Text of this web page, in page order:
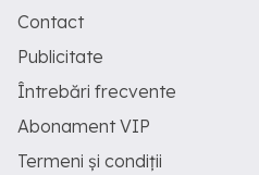
Contact
Publicitate
Întrebări frecvente
Abonament VIP
Termeni și condiții